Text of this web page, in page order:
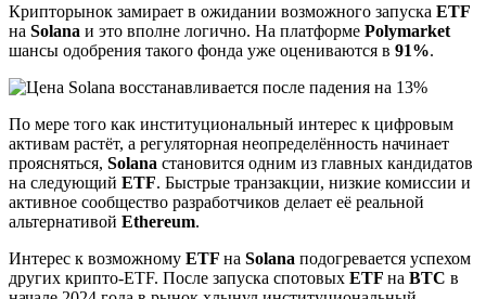
Крипторынок замирает в ожидании возможного запуска ETF
на Solana и это вполне логично. На платформе Polymarket
шансы одобрения такого фонда уже оцениваются в 91%.
По мере того как институциональный интерес к цифровым
активам растёт, а регуляторная неопределённость начинает
проясняться, Solana становится одним из главных кандидатов
на следующий ETF. Быстрые транзакции, низкие комиссии и
активное сообщество разработчиков делает её реальной
альтернативой Ethereum.
Интерес к возможному ETF на Solana подогревается успехом
других крипто-ETF. После запуска спотовых ETF на BTC в